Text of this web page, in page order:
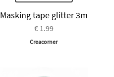
Masking tape glitter 3m
€ 1.99
Creacorner